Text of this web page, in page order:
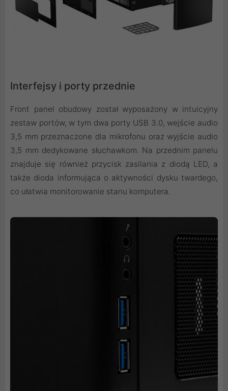
Interfejsy i porty przednie
Front panel obudowy został wyposażony w intuicyjny
zestaw portów, w tym dwa porty USB 3.0, wejście audio
3,5 mm przeznaczone dla mikrofonu oraz wyjście audio
3,5 mm dedykowane słuchawkom. Na przednim panelu
znajduje się również przycisk zasilania z diodą LED, a
także dioda informująca o aktywności dysku twardego,
co ułatwia monitorowanie stanu komputera.